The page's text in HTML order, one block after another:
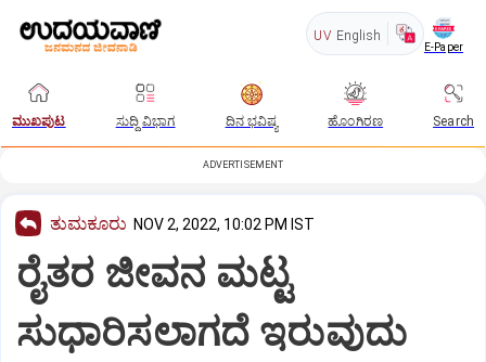
UV English
E-Paper
ಮುಖಪುಟ ಸುದ್ದಿ ವಿಭಾಗ ದಿನ ಭವಿಷ್ಯ ಹೊಂಗಿರಣ Search
ADVERTISEMENT
ತುಮಕೂರು NOV 2, 2022, 10:02 PM IST
ರೈತರ ಜೀವನ ಮಟ್ಟ
ಸುಧಾರಿಸಲಾಗದೆ ಇರುವುದು